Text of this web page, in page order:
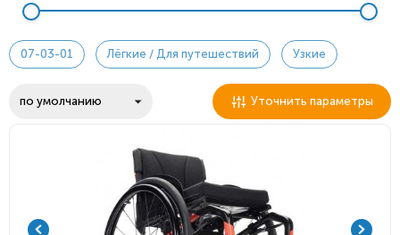
07-03-01 Лёгкие / Для путешествий Узкие
Уточнить параметры